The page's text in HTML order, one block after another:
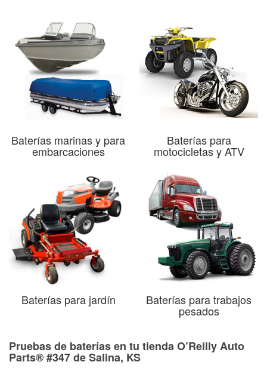
Baterías marinas y para
embarcaciones
Baterías para
motocicletas y ATV
Baterías para jardín Baterías para trabajos
pesados
Pruebas de baterías en tu tienda O’Reilly Auto
Parts® #347 de Salina, KS